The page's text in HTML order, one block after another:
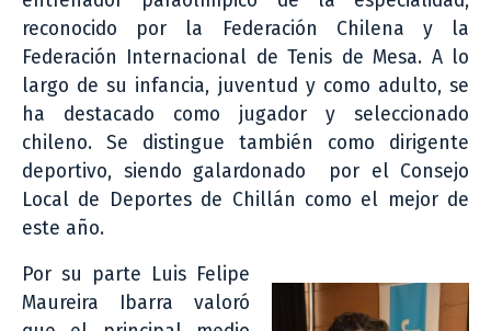
reconocido por la Federación Chilena y la
Federación Internacional de Tenis de Mesa. A lo
largo de su infancia, juventud y como adulto, se
ha destacado como jugador y seleccionado
chileno. Se distingue también como dirigente
deportivo, siendo galardonado por el Consejo
Local de Deportes de Chillán como el mejor de
este año.
Por su parte Luis Felipe
Maureira Ibarra valoró